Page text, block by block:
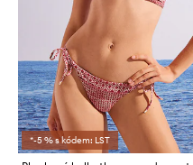
*-5 % s kódem: LST